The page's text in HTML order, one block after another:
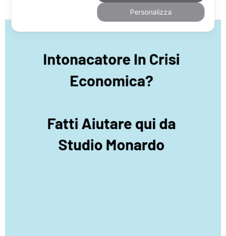
Giuseppe Monardo 05:11
Personalizza